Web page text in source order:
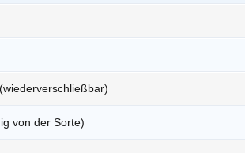
(wiederverschließbar)
von der Sorte)